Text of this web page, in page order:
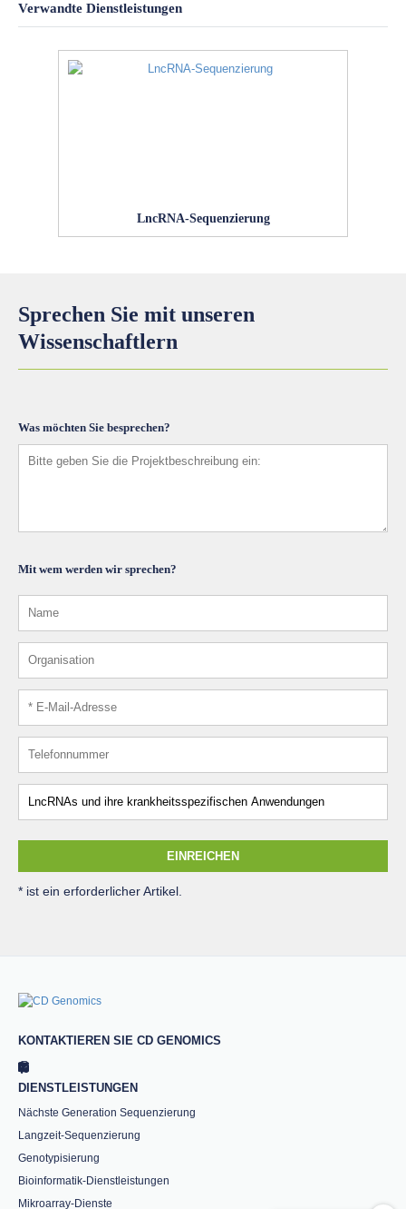
Verwandte Dienstleistungen
LncRNA-Sequenzierung
Sprechen Sie mit unseren
Wissenschaftlern
Was möchten Sie besprechen?
Mit wem werden wir sprechen?
EINREICHEN
* ist ein erforderlicher Artikel.
KONTAKTIEREN SIE CD GENOMICS
DIENSTLEISTUNGEN
Nächste Generation Sequenzierung
Langzeit-Sequenzierung
Genotypisierung
Bioinformatik-Dienstleistungen
Mikroarray-Dienste